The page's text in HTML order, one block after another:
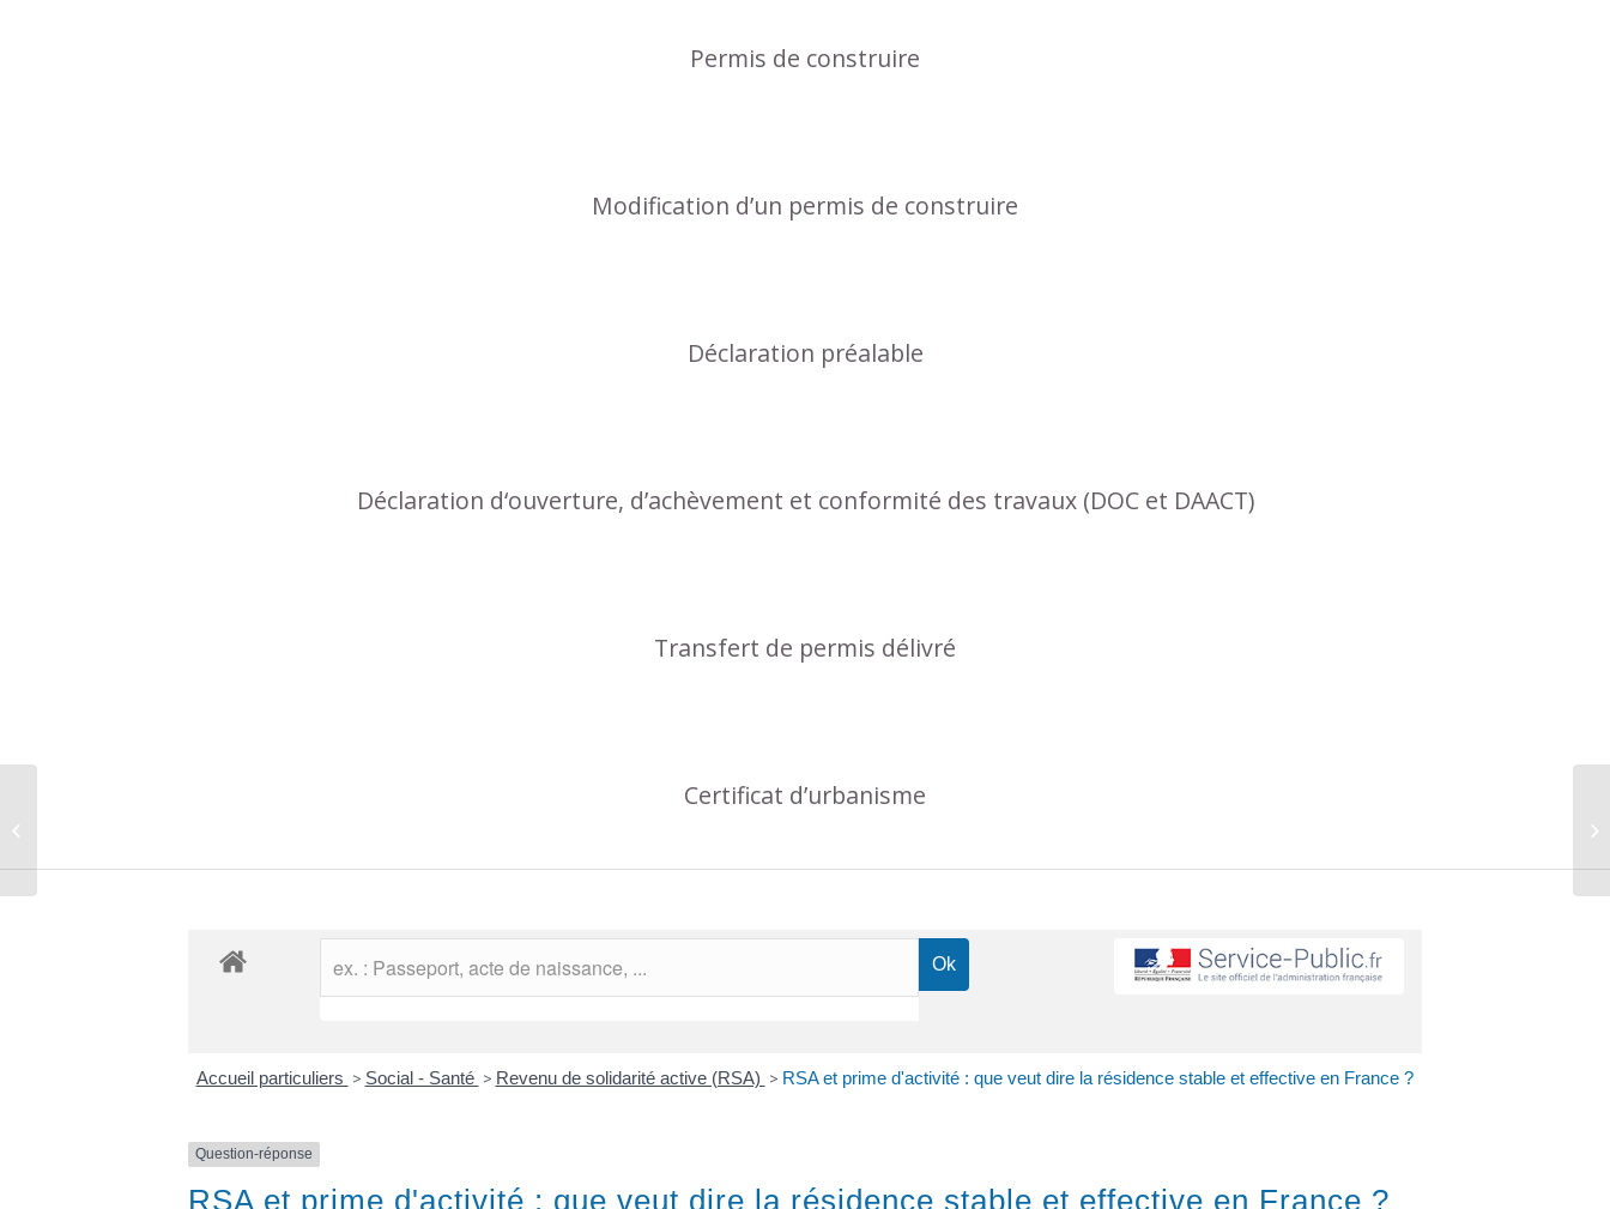
Permis de construire
Modification d’un permis de construire
Déclaration préalable
Déclaration d‘ouverture, d’achèvement et conformité des travaux (DOC et DAACT)
Transfert de permis délivré
Certificat d’urbanisme
Accueil particuliers > Social - Santé > Revenu de solidarité active (RSA) > RSA et prime d'activité : que veut dire la résidence stable et effective en France ?
Question-réponse
RSA et prime d'activité : que veut dire la résidence stable et effective en France ?